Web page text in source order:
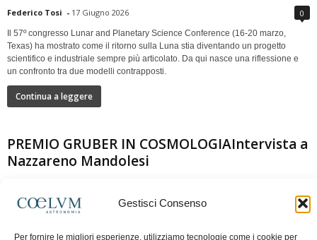
Gestisci Consenso
Per fornire le migliori esperienze, utilizziamo tecnologie come i cookie per
Federico Tosi - 17 Giugno 2026 0
Il 57º congresso Lunar and Planetary Science Conference (16-20 marzo,
Texas) ha mostrato come il ritorno sulla Luna stia diventando un progetto
scientifico e industriale sempre più articolato. Da qui nasce una riflessione e
un confronto tra due modelli contrapposti.
Continua a leggere
PREMIO GRUBER IN COSMOLOGIAIntervista a
Nazzareno Mandolesi